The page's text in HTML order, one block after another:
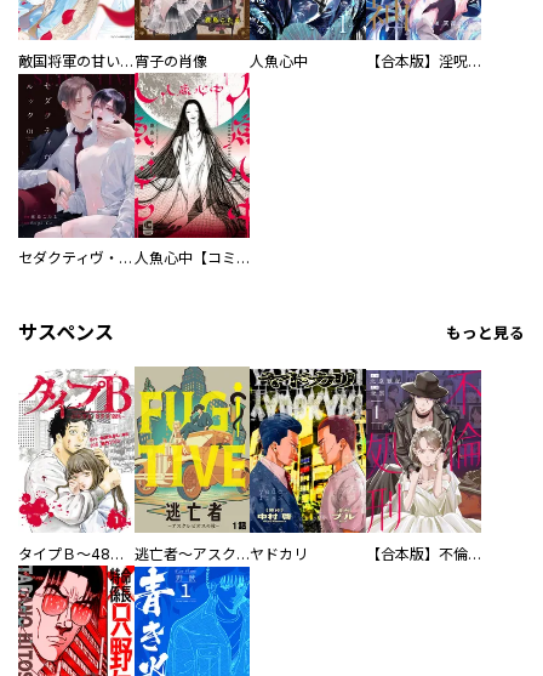
敵国将軍の甘い愛撫に身も心も乱されちゃうアンソロジー ～これ以上、キモチよくさせないで～ 宵子の肖像 人魚心中 【合本版】淫呪王子の絶対神
セダクティヴ・ルック 人魚心中【コミックス版】
サスペンス もっと見る
タイプＢ～48時間後、致死率100％～【単話】 逃亡者～アスクレピオスの杖～ヤドカリ 【合本版】不倫処刑